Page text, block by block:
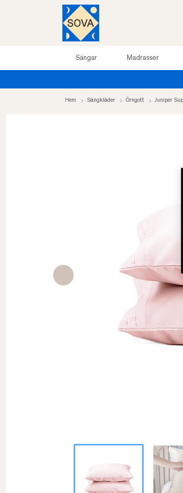
Sängar Madrasser
Hem Sängkläder Örngott Juniper